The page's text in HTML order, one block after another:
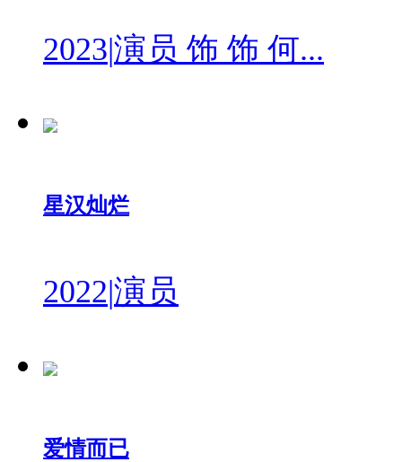
2023|演员 饰 饰 何...
星汉灿烂
2022|演员
爱情而已